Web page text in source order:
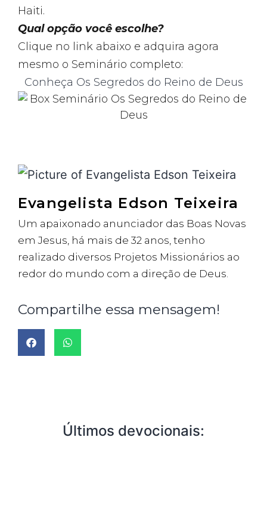
Haiti.
Qual opção você escolhe?
Clique no link abaixo e adquira agora
mesmo o Seminário completo:
Conheça Os Segredos do Reino de Deus
Evangelista Edson Teixeira
Um apaixonado anunciador das Boas Novas
em Jesus, há mais de 32 anos, tenho
realizado diversos Projetos Missionários ao
redor do mundo com a direção de Deus.
Compartilhe essa mensagem!
Últimos devocionais: